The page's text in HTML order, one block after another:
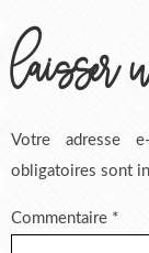
laisser
Votre adresse
obligatoires sont
Commentaire *